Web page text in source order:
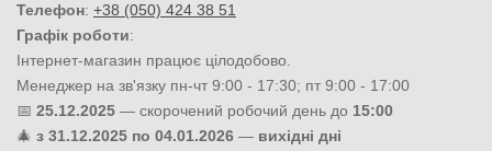
Телефон: +38 (050) 424 38 51
Графік роботи:
Інтернет-магазин працює цілодобово.
Менеджер на зв'язку пн-чт 9:00 - 17:30; пт 9:00 - 17:00
📅 25.12.2025 — скорочений робочий день до 15:00
🎄 з 31.12.2025 по 04.01.2026 — вихідні дні